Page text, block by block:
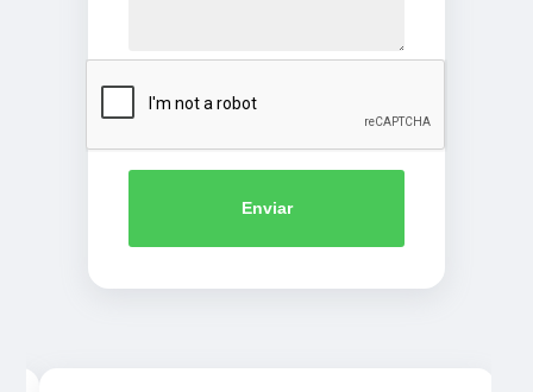
Enviar